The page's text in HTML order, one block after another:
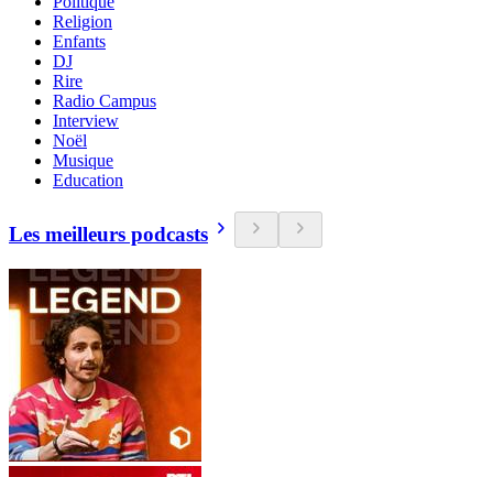
Religion
Enfants
DJ
Rire
Radio Campus
Interview
Noël
Musique
Education
Les meilleurs podcasts